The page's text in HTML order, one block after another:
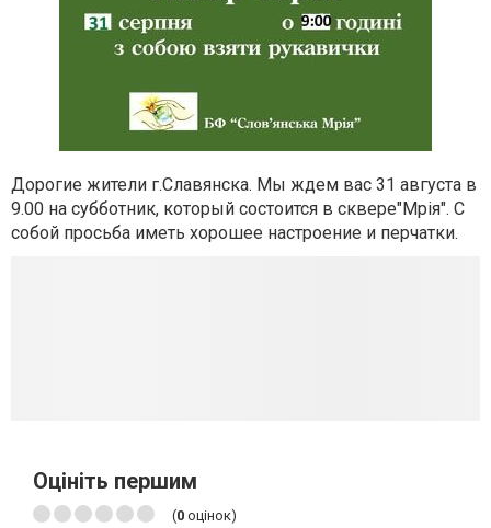
Дорогие жители г.Славянска. Мы ждем вас 31 августа в
9.00 на субботник, который состоится в сквере"Мрія". С
собой просьба иметь хорошее настроение и перчатки.
Оцініть першим
(0 оцінок)